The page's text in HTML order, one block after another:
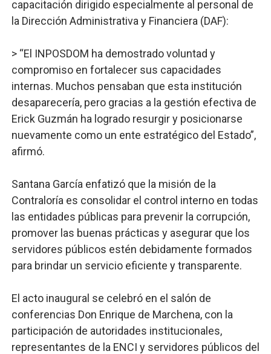
capacitación dirigido especialmente al personal de
la Dirección Administrativa y Financiera (DAF):
> “El INPOSDOM ha demostrado voluntad y
compromiso en fortalecer sus capacidades
internas. Muchos pensaban que esta institución
desaparecería, pero gracias a la gestión efectiva de
Erick Guzmán ha logrado resurgir y posicionarse
nuevamente como un ente estratégico del Estado”,
afirmó.
Santana García enfatizó que la misión de la
Contraloría es consolidar el control interno en todas
las entidades públicas para prevenir la corrupción,
promover las buenas prácticas y asegurar que los
servidores públicos estén debidamente formados
para brindar un servicio eficiente y transparente.
El acto inaugural se celebró en el salón de
conferencias Don Enrique de Marchena, con la
participación de autoridades institucionales,
representantes de la ENCI y servidores públicos del